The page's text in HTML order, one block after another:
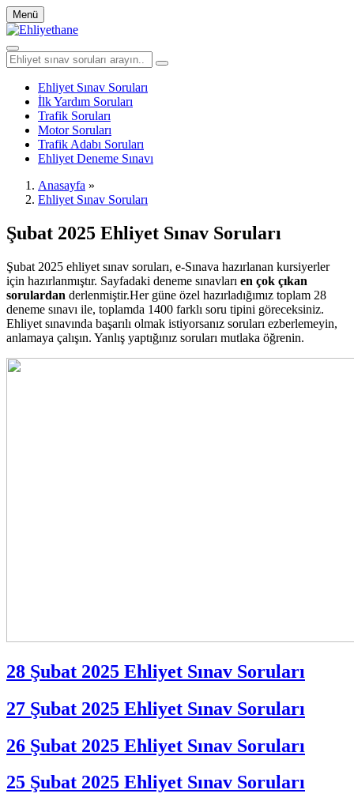
Menü
Ehliyet Sınav Soruları
İlk Yardım Soruları
Trafik Soruları
Motor Soruları
Trafik Adabı Soruları
Ehliyet Deneme Sınavı
Anasayfa »
Ehliyet Sınav Soruları
Şubat 2025 Ehliyet Sınav Soruları
Şubat 2025 ehliyet sınav soruları, e-Sınava hazırlanan kursiyerler
için hazırlanmıştır. Sayfadaki deneme sınavları en çok çıkan
sorulardan derlenmiştir.Her güne özel hazırladığımız toplam 28
deneme sınavı ile, toplamda 1400 farklı soru tipini göreceksiniz.
Ehliyet sınavında başarılı olmak istiyorsanız soruları ezberlemeyin,
anlamaya çalışın. Yanlış yaptığınız soruları mutlaka öğrenin.
28 Şubat 2025 Ehliyet Sınav Soruları
27 Şubat 2025 Ehliyet Sınav Soruları
26 Şubat 2025 Ehliyet Sınav Soruları
25 Şubat 2025 Ehliyet Sınav Soruları